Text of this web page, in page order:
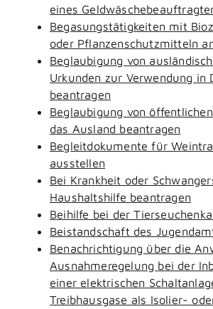
eines
Begasungstätigkeiten mit
oder Pflanzenschutzmitteln
Beglaubigung von
Urkunden zur Verwendung in
beantragen
Beglaubigung von
das Ausland beantragen
Begleitdokumente für
ausstellen
Bei Krankheit oder
Haushaltshilfe beantragen
Beihilfe bei der
Beistandschaft des
Benachrichtigung über die
Ausnahmeregelung bei der
einer elektrischen
Treibhausgase als Isolier-